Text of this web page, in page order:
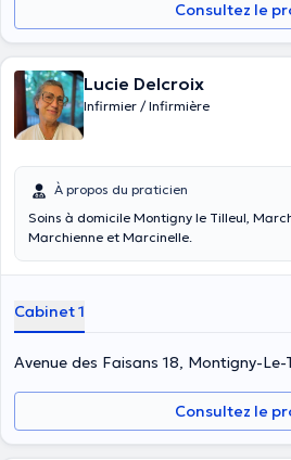
Consultez le
Lucie Delcroix
Infirmier / Infirmière
À propos du praticien
Soins à domicile Montigny le Tilleul,
Marchienne et Marcinelle.
Cabinet 1
Avenue des Faisans 18, Montigny-Le-
Consultez le